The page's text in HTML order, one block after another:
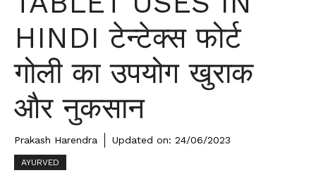
HINDI टेन्टेक्स फोर्ट
गोली का उपयोग खुराक
और नुकसान
Prakash Harendra Updated on: 24/06/2023
AYURVED